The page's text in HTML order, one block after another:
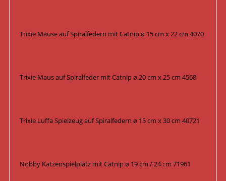
Trixie Mäuse auf Spiralfedern mit Catnip ø 15 cm x 22 cm 4070
Trixie Maus auf Spiralfeder mit Catnip ø 20 cm x 25 cm 4568
Trixie Luffa Spielzeug auf Spiralfedern ø 15 cm x 30 cm 40721
Nobby Katzenspielplatz mit Catnip ø 19 cm / 24 cm 71961